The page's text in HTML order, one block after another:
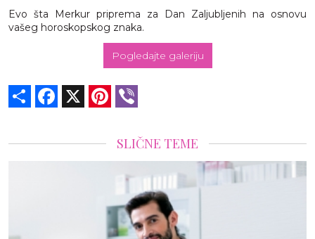
Evo šta Merkur priprema za Dan Zaljubljenih na osnovu
vašeg horoskopskog znaka.
Pogledajte galeriju
Share Facebook Pinterest
SLIČNE TEME